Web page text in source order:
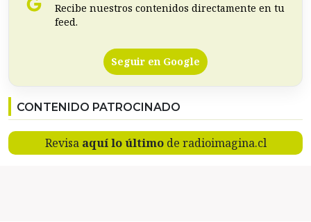
Recibe nuestros contenidos directamente en tu
feed.
Seguir en Google
CONTENIDO PATROCINADO
Revisa aquí lo últimode radioimagina.cl